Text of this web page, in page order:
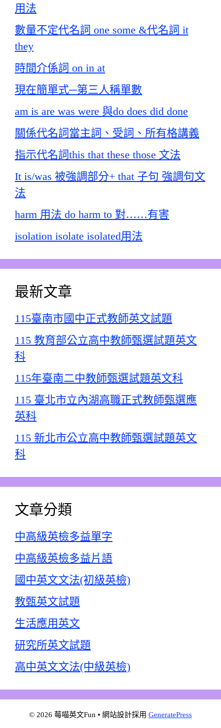
用法
數量不定代名詞 one some &代名詞 it
they
時間介係詞 on in at
現在簡單式─第三人稱單數
am is are was were 與do does did done
關係代名詞當主詞、受詞、所有格講義
指示代名詞this that these those 文法
It is/was 被強調部分+ that 子句 強調句文
法
harm 用法 do harm to 對……有害
isolation isolate isolated用法
最新文章
115臺南市國中正式教師英文試題
115 教育部公立高中教師甄選試題英文
科
115年臺南二中教師甄選試題英文科
115 臺北市立內湖高職正式教師甄選應
英科
115 新北市公立高中教師甄選試題英文
科
文章分類
中高級英檢多益單字
中高級英檢多益片語
國中英文文法(初級英檢)
教甄英文試題
生活應用英文
研究所英文試題
高中英文文法(中級英檢)
© 2026 莓喵英文Fun • 網站設計採用 GeneratePress